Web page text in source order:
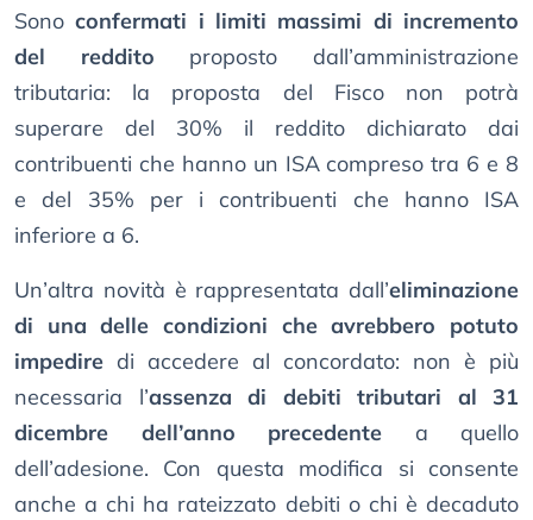
Sonoconfermati i limiti massimi di incremento
del reddito proposto dall’amministrazione
tributaria: la proposta del Fisco non potrà
superare del 30% il reddito dichiarato dai
contribuenti che hanno un ISA compreso tra 6 e 8
e del 35% per i contribuenti che hanno ISA
inferiore a 6.
Un’altra novità è rappresentata dall’eliminazione
di una delle condizioni che avrebbero potuto
impedire di accedere al concordato: non è più
necessaria l’assenza di debiti tributari al 31
dicembre dell’anno precedente a quello
dell’adesione. Con questa modifica si consente
anche a chi ha rateizzato debiti o chi è decaduto